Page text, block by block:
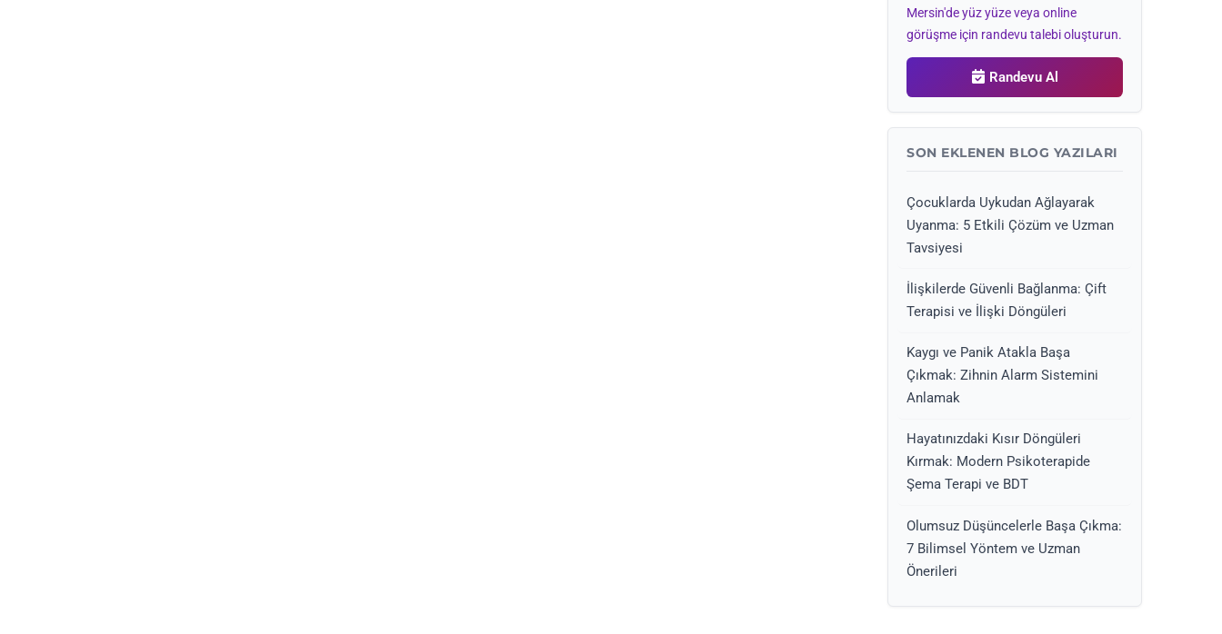
Mersin'de yüz yüze veya online
görüşme için randevu talebi oluşturun.
Randevu Al
SON EKLENEN BLOG YAZILARI
Çocuklarda Uykudan Ağlayarak
Uyanma: 5 Etkili Çözüm ve Uzman
Tavsiyesi
İlişkilerde Güvenli Bağlanma: Çift
Terapisi ve İlişki Döngüleri
Kaygı ve Panik Atakla Başa
Çıkmak: Zihnin Alarm Sistemini
Anlamak
Hayatınızdaki Kısır Döngüleri
Kırmak: Modern Psikoterapide
Şema Terapi ve BDT
Olumsuz Düşüncelerle Başa Çıkma:
7 Bilimsel Yöntem ve Uzman
Önerileri